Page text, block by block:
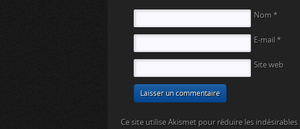
Nom *
E-mail *
Site web
Ce site utilise Akismet pour réduire les indésirables.